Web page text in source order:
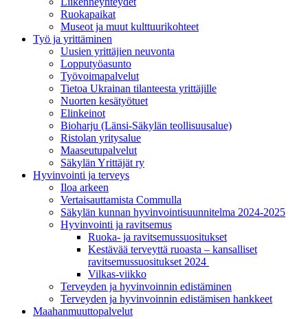
Ruokapaikat
Museot ja muut kulttuurikohteet
Työ ja yrittä­minen
Uusien yrittäjien neuvonta
Lopputyöasunto
Työvoimapalvelut
Tietoa Ukrainan tilanteesta yrittäjille
Nuorten kesätyötuet
Elinkeinot
Bioharju (Länsi-Säkylän teollisuusalue)
Ristolan yritysalue
Maaseutupalvelut
Säkylän Yrittäjät ry
Hyvinvointi ja terveys
Iloa arkeen
Vertaisauttamista Commulla
Säkylän kunnan hyvinvointisuunnitelma 2024-2025
Hyvinvointi ja ravitsemus
Ruoka- ja ravitsemussuositukset
Kestävää terveyttä ruoasta – kansalliset
ravitsemussuositukset 2024
Vilkas-viikko
Terveyden ja hyvinvoinnin edistäminen
Terveyden ja hyvinvoinnin edistämisen hankkeet
Maahanmuuttopalvelut